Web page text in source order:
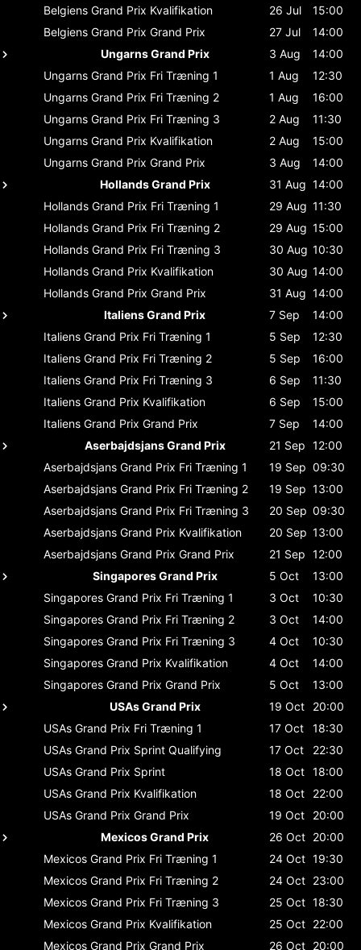
Belgiens Grand Prix Kvalifikation 26 Jul
15:00
Belgiens Grand Prix Grand Prix 27 Jul
14:00
Ungarns Grand Prix
3 Aug
14:00
Ungarns Grand Prix Fri Træning 1 1 Aug
12:30
Ungarns Grand Prix Fri Træning 2 1 Aug
16:00
Ungarns Grand Prix Fri Træning 3 2 Aug
11:30
Ungarns Grand Prix Kvalifikation 2 Aug
15:00
Ungarns Grand Prix Grand Prix 3 Aug
14:00
Hollands Grand Prix
31 Aug 14:00
Hollands Grand Prix Fri Træning 1 29 Aug 11:30
Hollands Grand Prix Fri Træning 2 29 Aug 15:00
Hollands Grand Prix Fri Træning 3 30 Aug 10:30
Hollands Grand Prix Kvalifikation 30 Aug 14:00
Hollands Grand Prix Grand Prix 31 Aug 14:00
Italiens Grand Prix
7 Sep
14:00
Italiens Grand Prix Fri Træning 1 5 Sep
12:30
Italiens Grand Prix Fri Træning 2 5 Sep
16:00
Italiens Grand Prix Fri Træning 3 6 Sep
11:30
Italiens Grand Prix Kvalifikation 6 Sep
15:00
Italiens Grand Prix Grand Prix 7 Sep
14:00
Aserbajdsjans Grand Prix
21 Sep 12:00
Aserbajdsjans Grand Prix Fri Træning 1 19 Sep 09:30
Aserbajdsjans Grand Prix Fri Træning 2 19 Sep 13:00
Aserbajdsjans Grand Prix Fri Træning 3 20 Sep 09:30
Aserbajdsjans Grand Prix Kvalifikation 20 Sep 13:00
Aserbajdsjans Grand Prix Grand Prix 21 Sep 12:00
Singapores Grand Prix
5 Oct
13:00
Singapores Grand Prix Fri Træning 1 3 Oct
10:30
Singapores Grand Prix Fri Træning 2 3 Oct
14:00
Singapores Grand Prix Fri Træning 3 4 Oct
10:30
Singapores Grand Prix Kvalifikation 4 Oct
14:00
Singapores Grand Prix Grand Prix 5 Oct
13:00
USAs Grand Prix
19 Oct
20:00
USAs Grand Prix Fri Træning 1 17 Oct
18:30
USAs Grand Prix Sprint Qualifying 17 Oct
22:30
USAs Grand Prix Sprint 18 Oct 18:00
USAs Grand Prix Kvalifikation 18 Oct
22:00
USAs Grand Prix Grand Prix 19 Oct
20:00
Mexicos Grand Prix
26 Oct 20:00
Mexicos Grand Prix Fri Træning 1 24 Oct 19:30
Mexicos Grand Prix Fri Træning 2 24 Oct 23:00
Mexicos Grand Prix Fri Træning 3 25 Oct 18:30
Mexicos Grand Prix Kvalifikation 25 Oct 22:00
Mexicos Grand Prix Grand Prix 26 Oct 20:00